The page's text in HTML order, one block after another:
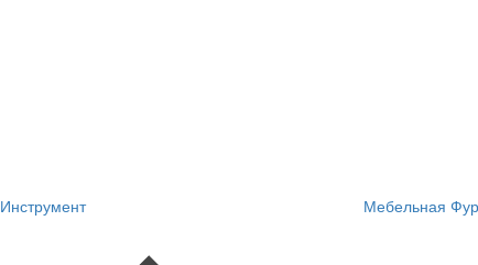
Инструмент Мебельная